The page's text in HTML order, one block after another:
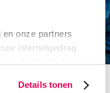
onze partners
internetgedrag
voorkeuren. Ook
Details tonen
van